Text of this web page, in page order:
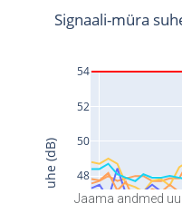
Jaama andmed